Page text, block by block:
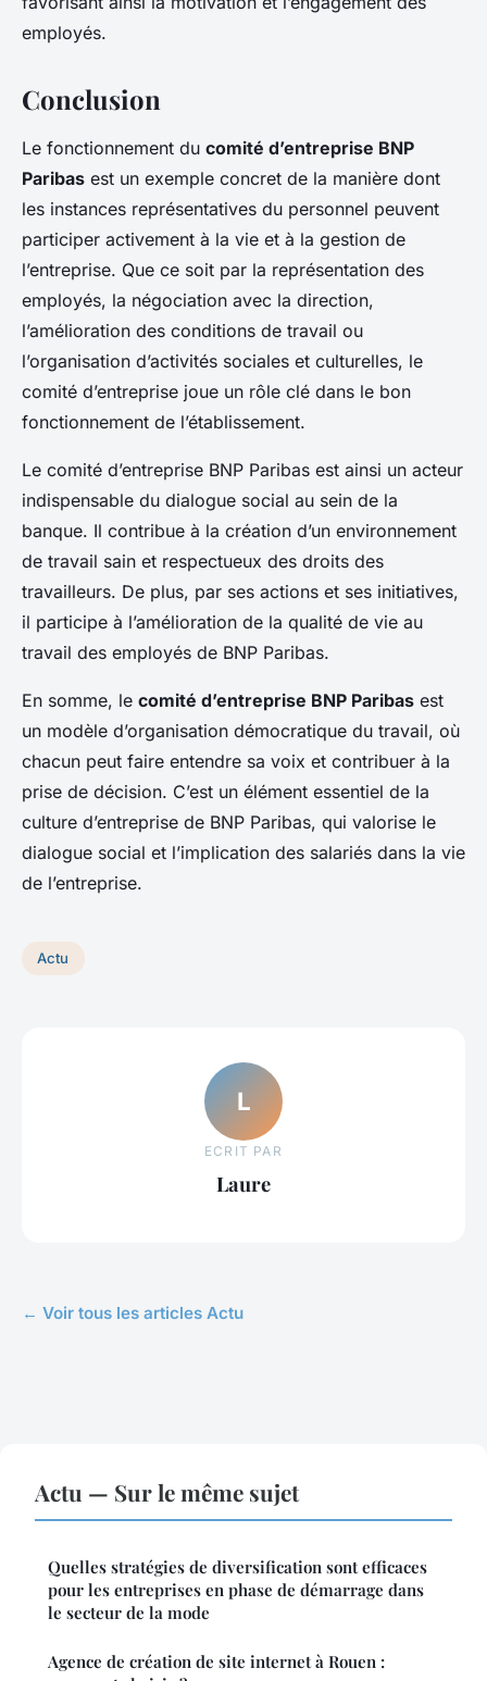
employés.
Conclusion
Le fonctionnement du comité d’entreprise BNP
Paribas est un exemple concret de la manière dont
les instances représentatives du personnel peuvent
participer activement à la vie et à la gestion de
l’entreprise. Que ce soit par la représentation des
employés, la négociation avec la direction,
l’amélioration des conditions de travail ou
l’organisation d’activités sociales et culturelles, le
comité d’entreprise joue un rôle clé dans le bon
fonctionnement de l’établissement.
Le comité d’entreprise BNP Paribas est ainsi un acteur
indispensable du dialogue social au sein de la
banque. Il contribue à la création d’un environnement
de travail sain et respectueux des droits des
travailleurs. De plus, par ses actions et ses initiatives,
il participe à l’amélioration de la qualité de vie au
travail des employés de BNP Paribas.
En somme, le comité d’entreprise BNP Paribas est
un modèle d’organisation démocratique du travail, où
chacun peut faire entendre sa voix et contribuer à la
prise de décision. C’est un élément essentiel de la
culture d’entreprise de BNP Paribas, qui valorise le
dialogue social et l’implication des salariés dans la vie
de l’entreprise.
Actu
L
ECRIT PAR
Laure
← Voir tous les articles Actu
Actu — Sur le même sujet
Quelles stratégies de diversification sont efficaces
pour les entreprises en phase de démarrage dans
le secteur de la mode
Agence de création de site internet à Rouen :